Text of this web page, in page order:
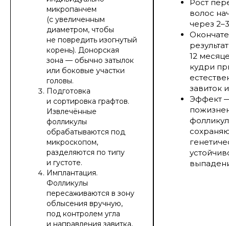
микропанчем
(с увеличенным
диаметром, чтобы
не повредить изогнутый
корень). Донорская
зона — обычно затылок
или боковые участки
головы.
Подготовка
и сортировка графтов.
Извлечённые
фолликулы
обрабатываются под
микроскопом,
разделяются по типу
и густоте.
Имплантация.
Фолликулы
пересаживаются в зону
облысения вручную,
под контролем угла
и направления завитка,
Рост
волос
через
12
кудри
завиток
Эффект